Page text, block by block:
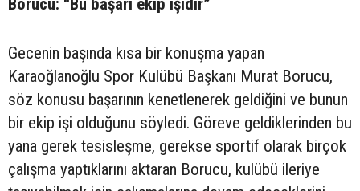
Borucu: “Bu başarı ekip işidir”
Gecenin başında kısa bir konuşma yapan
Karaoğlanoğlu Spor Kulübü Başkanı Murat Borucu,
söz konusu başarının kenetlenerek geldiğini ve bunun
bir ekip işi olduğunu söyledi. Göreve geldiklerinden bu
yana gerek tesisleşme, gerekse sportif olarak birçok
çalışma yaptıklarını aktaran Borucu, kulübü ileriye